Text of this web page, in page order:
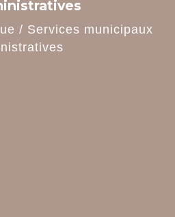
/ Services municipaux